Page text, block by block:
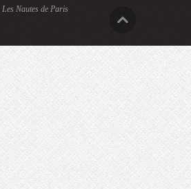
Les Nautes de Paris